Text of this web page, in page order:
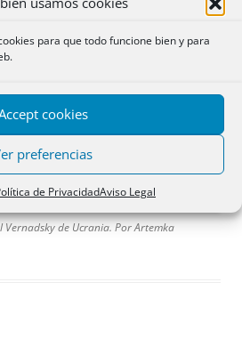
para que todo funcione bien y para
cookies
preferencias
de PrivacidadAviso Legal
Vernadsky de Ucrania. Por Artemka